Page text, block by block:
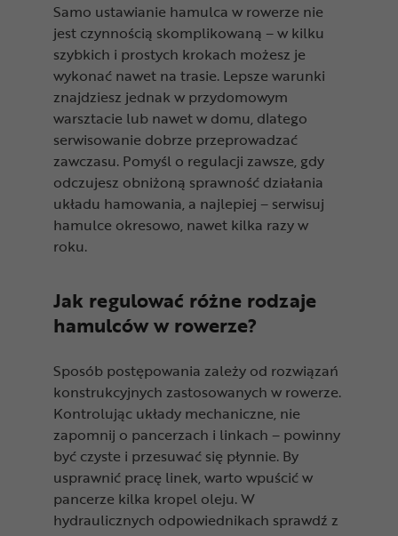
Samo ustawianie hamulca w rowerze nie
jest czynnością skomplikowaną – w kilku
szybkich i prostych krokach możesz je
wykonać nawet na trasie. Lepsze warunki
znajdziesz jednak w przydomowym
warsztacie lub nawet w domu, dlatego
serwisowanie dobrze przeprowadzać
zawczasu. Pomyśl o regulacji zawsze, gdy
odczujesz obniżoną sprawność działania
układu hamowania, a najlepiej – serwisuj
hamulce okresowo, nawet kilka razy w
roku.
Jak regulować różne rodzaje
hamulców w rowerze?
Sposób postępowania zależy od rozwiązań
konstrukcyjnych zastosowanych w rowerze.
Kontrolując układy mechaniczne, nie
zapomnij o pancerzach i linkach – powinny
być czyste i przesuwać się płynnie. By
usprawnić pracę linek, warto wpuścić w
pancerze kilka kropel oleju. W
hydraulicznych odpowiednikach sprawdź z